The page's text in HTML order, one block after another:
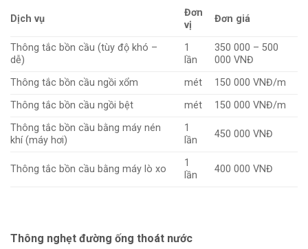
Dịch vụ
Đơn
vị
Đơn giá
Thông tắc bồn cầu (tùy độ khó –
dễ)
1
lần
350 000 – 500
000 VNĐ
Thông tắc bồn cầu ngồi xổm
mét
150 000 VNĐ/m
Thông tắc bồn cầu ngồi bệt
mét
150 000 VNĐ/m
Thông tắc bồn cầu bằng máy nén
khí (máy hơi)
1
lần
450 000 VNĐ
Thông tắc bồn cầu bằng máy lò xo
1
lần
400 000 VNĐ
Thông nghẹt đường ống thoát nước